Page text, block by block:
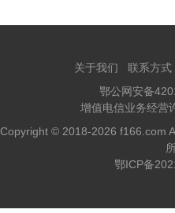
关于我们 联系方式
鄂公网安备
增值电信业务经营
Copyright © 2018-2026 f166.com
鄂ICP备